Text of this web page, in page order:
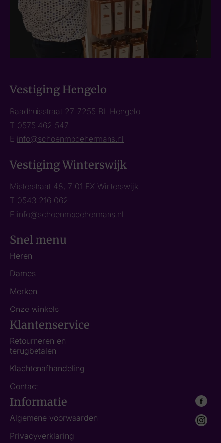
Vestiging Hengelo
Raadhuisstraat 27, 7255 BL Hengelo
T 0575 462 547
E info@schoenmodehermans.nl
Vestiging Winterswijk
Misterstraat 48, 7101 EX Winterswijk
T 0543 216 062
E info@schoenmodehermans.nl
Snel menu
Heren
Dames
Merken
Onze winkels
Klantenservice
Retourneren en
terugbetalen
Klachtenafhandeling
Contact
Informatie
Algemene voorwaarden
Privacyverklaring